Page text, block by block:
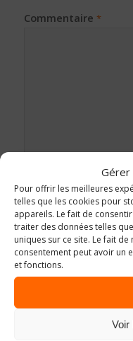
Gérer
Pour offrir les meilleures
telles que les cookies pour
appareils. Le fait de
traiter des données telles
uniques sur ce site. Le fait
consentement peut avoir un
et fonctions.
Voir
Commentaire *